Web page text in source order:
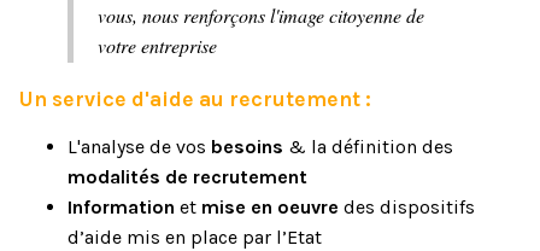
vous, nous renforçons l'image citoyenne de
votre entreprise
Un service d'aide au recrutement :
L'analyse de vos besoins & la définition des
modalités de recrutement
Information et mise en oeuvre des dispositifs
d’aide mis en place par l’Etat